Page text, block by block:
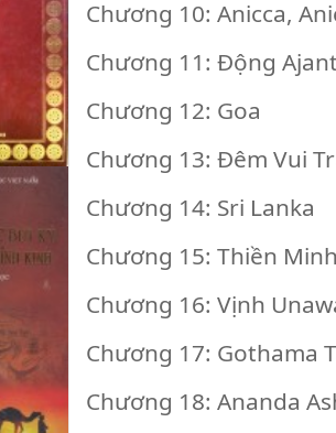
Chương 10: Anicca,
Chương 11: Động
Chương 12: Goa
Chương 13: Đêm Vui
Chương 14: Sri Lanka
Chương 15: Thiền
Chương 16: Vịnh
Chương 17:
Chương 18: Ananda